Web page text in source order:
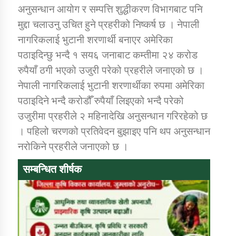
कार्यक्रम कार्यान्वयन एकाई जुम्लाको सुचना
कर्णाली प्राविधि शिक्षालय जुम्लाको सुचना
अनुसन्धान आयोग र सम्पत्ति शुद्धीकरण विभागबाट पनि
मुद्दा चलाउनु उचित हुने प्रहरीको निष्कर्ष छ । नेपाली
नागरिकलाई भुटानी शरणार्थी बनाएर अमेरिका
पठाइदिन्छु भन्दै १ सय६ जनाबाट कम्तीमा २४ करोड
रुपैयाँ ठगी भएको उजुरी परेको प्रहरीले जनाएको छ ।
नेपाली नागरिकलाई भुटानी शरणार्थीका रुपमा अमेरिका
पठाइदिने भन्दै करोडौँ रुपैयाँ लिइएको भन्दै परेको
उजुरीमा प्रहरीले २ महिनादेखि अनुसन्धान गरिरहेको छ
। पहिलो चरणको प्रतिवेदन बुझाइए पनि थप अनुसन्धान
नरोकिने प्रहरीले जनाएको छ ।
सम्बन्धित शीर्षक